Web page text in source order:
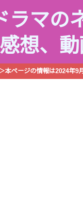
ラマの
感想、
本ページの情報は2024年9